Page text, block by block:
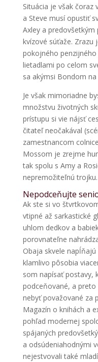
Situácia je však čoraz
a Steve musí opustiť
Axley a
kvízové súťaže. Zrazu
pokojného
lietadlami po celom
sa akýmsi Bondom
Je však mimoriadne
množstvu životných
prístupu si vie nájsť
čitateľ neočakával
zamestnancom
Mossom je zrejme
tak spolu s Amy a
nepremožiteľnú trojku.
Nepodceňujte
Ak ste si vo
vtipné až sarkastické
uhlom dedkov a
porovnateľne
Obaja skvele
klamlivo pôsobia
som napísať postavy,
podceňované, a
nebyť považované za
Magazín o knihách a
pohľad modernej
spájaných
a odsúdeniahodnými
nejestvovali také